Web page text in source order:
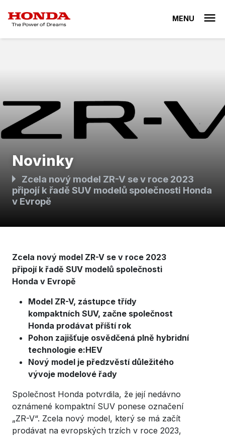
MENU
Novinky
Zcela nový model ZR-V se v roce 2023
připojí k řadě SUV modelů společnosti Honda
v Evropě
Zcela nový model ZR-V se v roce 2023
připojí k řadě SUV modelů společnosti
Honda v Evropě
Model ZR-V, zástupce třídy
kompaktních SUV, začne společnost
Honda prodávat příští rok
Pohon zajišťuje osvědčená plně hybridní
technologie e:HEV
Nový model je předzvěstí důležitého
vývoje modelové řady
Společnost Honda potvrdila, že její nedávno
oznámené kompaktní SUV ponese označení
„ZR-V“. Zcela nový model, který se má začít
prodávat na evropských trzích v roce 2023,